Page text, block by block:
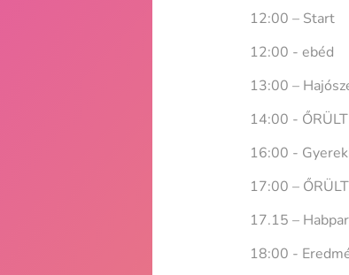
12:00 – Start
12:00 - ebéd
13:00 –
14:00 -
16:00 -
17:00 –
17.15 –
18:00 -